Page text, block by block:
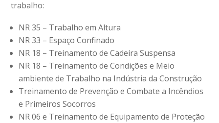
trabalho:
NR 35 – Trabalho em Altura
NR 33 – Espaço Confinado
NR 18 – Treinamento de Cadeira Suspensa
NR 18 – Treinamento de Condições e Meio
ambiente de Trabalho na Indústria da Construção
Treinamento de Prevenção e Combate a Incêndios
e Primeiros Socorros
NR 06 e Treinamento de Equipamento de Proteção